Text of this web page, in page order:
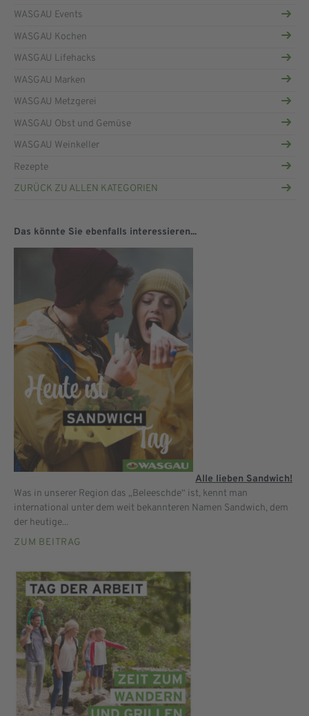
WASGAU Events
WASGAU Kochen
WASGAU Lifehacks
WASGAU Marken
WASGAU Metzgerei
WASGAU Obst und Gemüse
WASGAU Weinkeller
Rezepte
ZURÜCK ZU ALLEN KATEGORIEN
Das könnte Sie ebenfalls interessieren...
Alle lieben Sandwich!
Was in unserer Region das „Beleeschde“ ist, kennt man
international unter dem weit bekannteren Namen Sandwich, dem
der heutige...
ZUM BEITRAG